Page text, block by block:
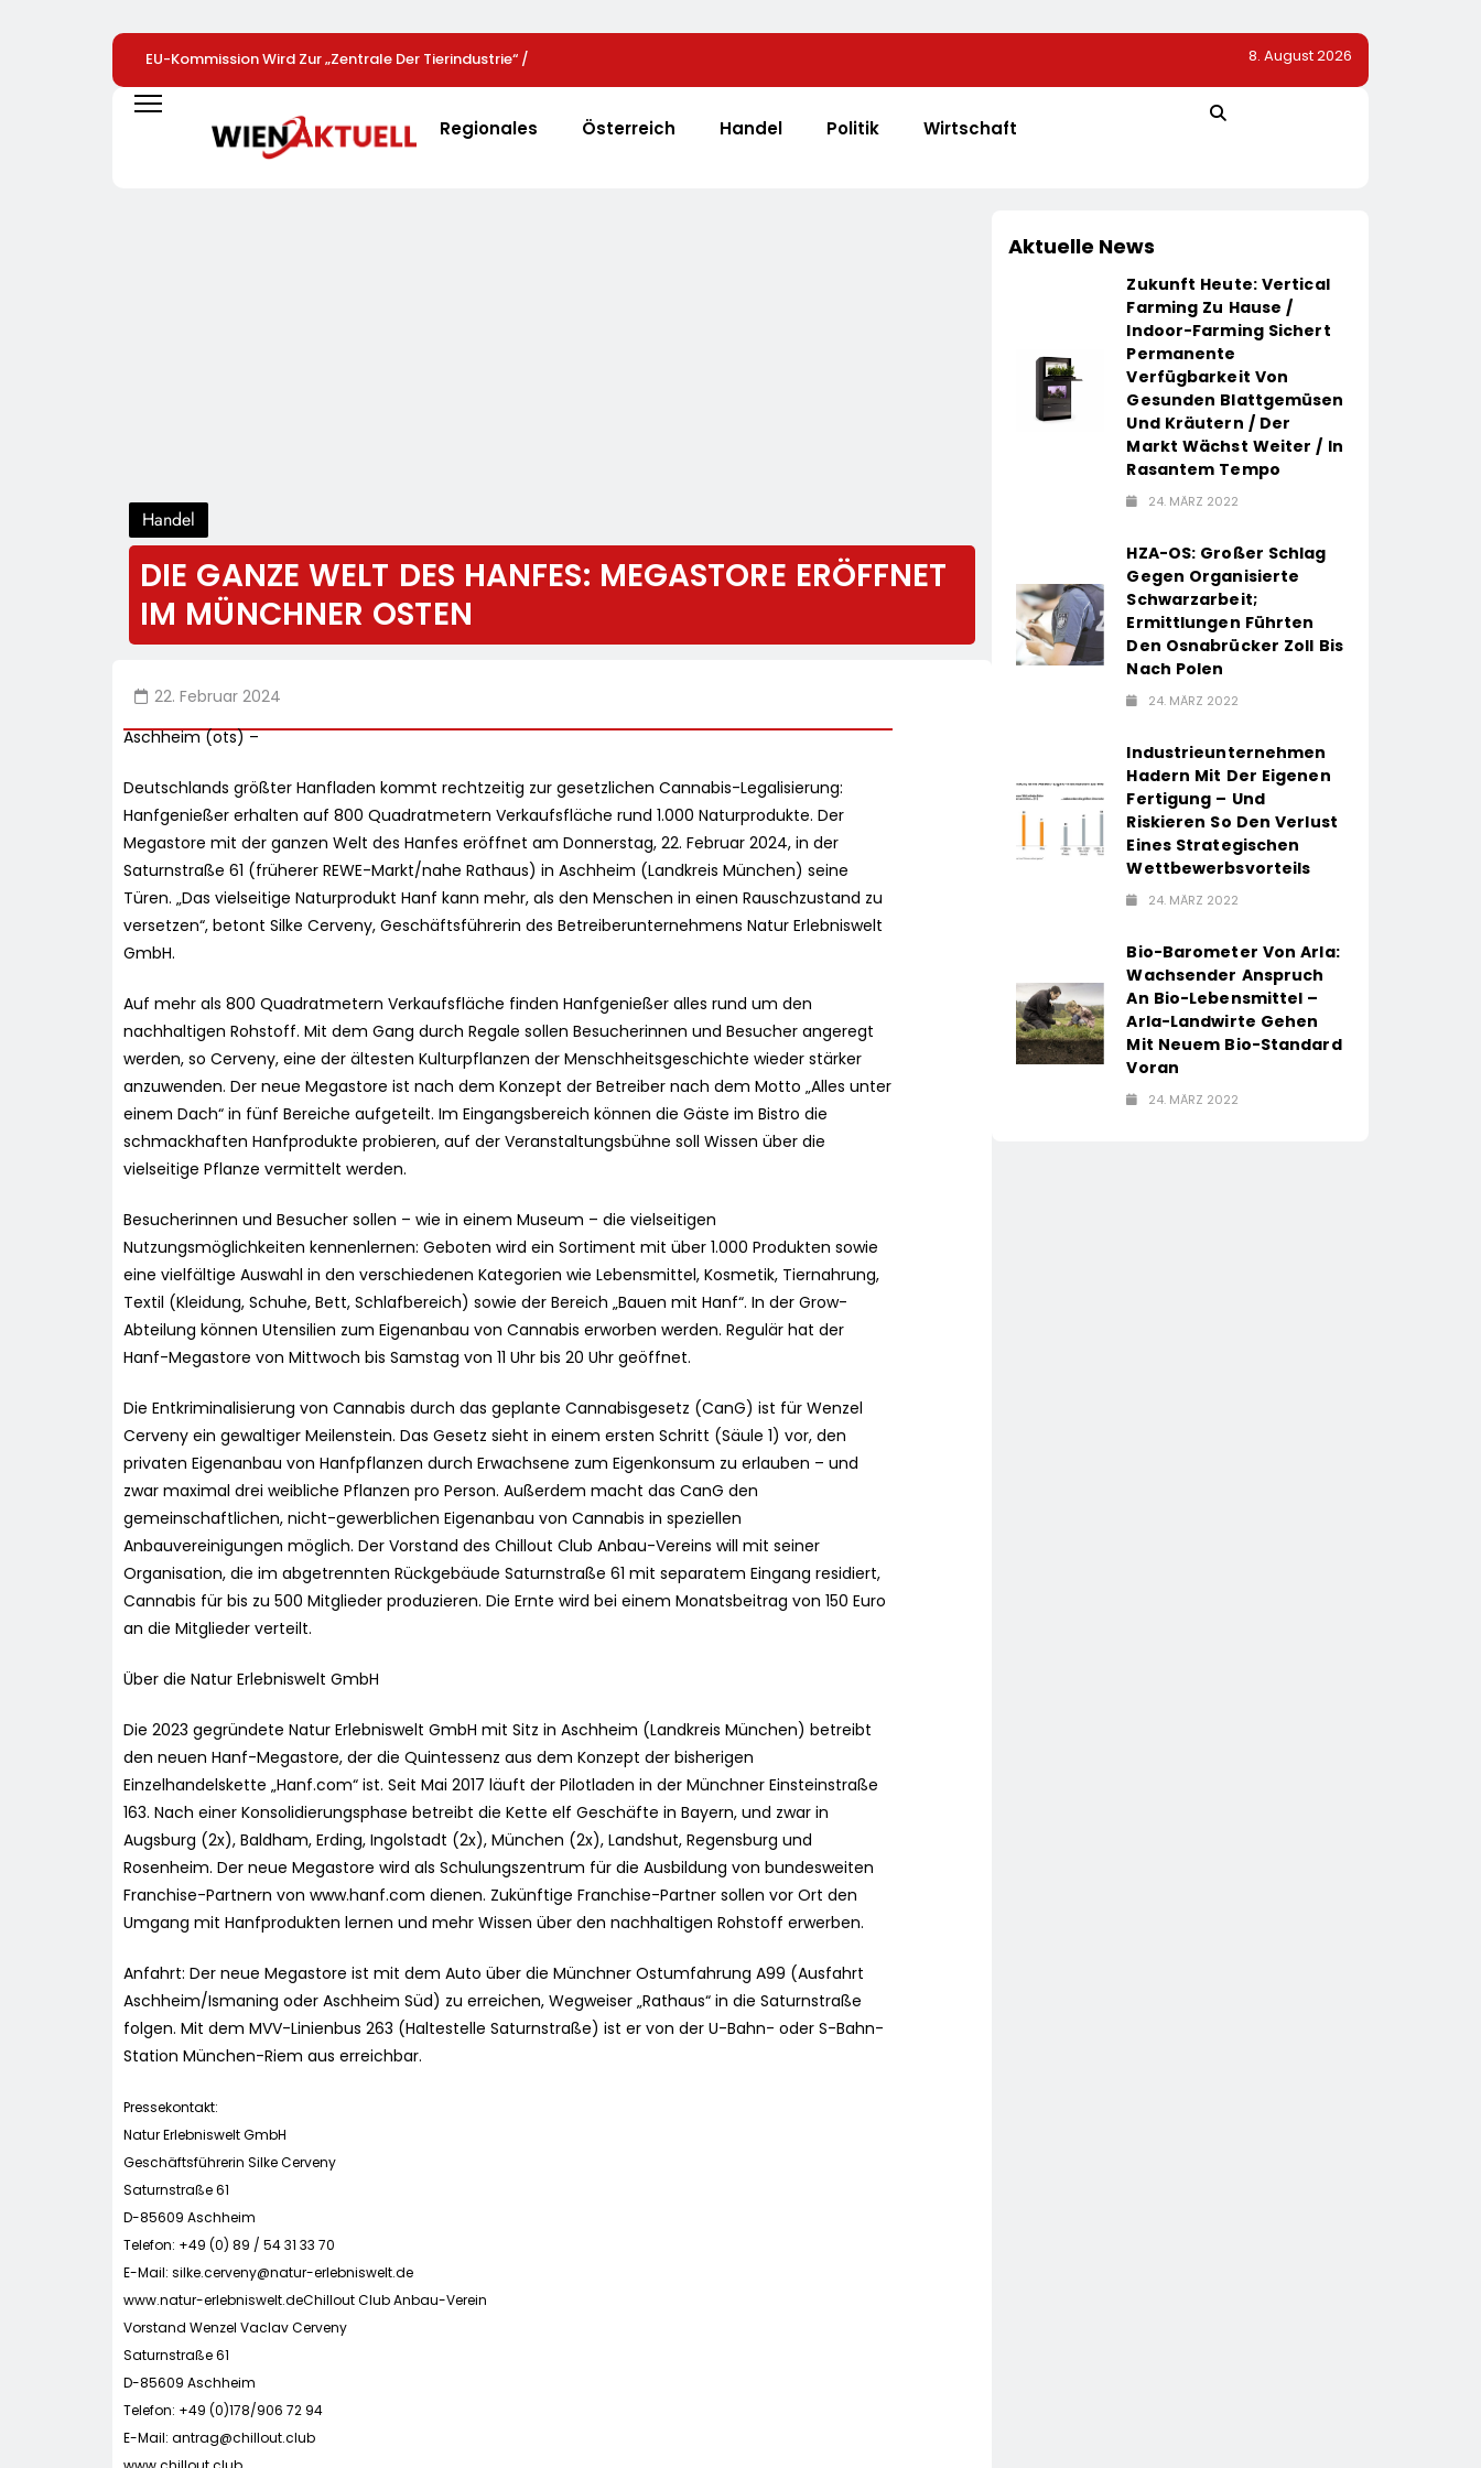
EU-Kommission Wird Zur „Zentrale Der Tierindustrie“ /
Tierschutzorganisation Animal Equality Prangert Mit Projektion In
Brüssel Die Nähe Der EU-Kommission Zur Tierindustrie An
Schokolade / 26 Schokoladenartikel Jetzt Bis Zu 13 Prozent
Sysmex Europe Eröffnet Offiziell Seinen Neuen
Hamburg Und Setzt Damit Neue Maßstäbe Für
Zukunftsorientierte Arbeitsumgebungen
8. August 2026
Regionales Österreich Handel Politik Wirtschaft
Handel
DIE GANZE WELT DES HANFES: MEGASTORE ERÖFFNET
IM MÜNCHNER OSTEN
22. Februar 2024
Aschheim (ots) –
Deutschlands größter Hanfladen kommt rechtzeitig zur gesetzlichen Cannabis-Legalisierung:
Hanfgenießer erhalten auf 800 Quadratmetern Verkaufsfläche rund 1.000 Naturprodukte. Der
Megastore mit der ganzen Welt des Hanfes eröffnet am Donnerstag, 22. Februar 2024, in der
Saturnstraße 61 (früherer REWE-Markt/nahe Rathaus) in Aschheim (Landkreis München) seine
Türen. „Das vielseitige Naturprodukt Hanf kann mehr, als den Menschen in einen Rauschzustand zu
versetzen“, betont Silke Cerveny, Geschäftsführerin des Betreiberunternehmens Natur Erlebniswelt
GmbH.
Auf mehr als 800 Quadratmetern Verkaufsfläche finden Hanfgenießer alles rund um den
nachhaltigen Rohstoff. Mit dem Gang durch Regale sollen Besucherinnen und Besucher angeregt
werden, so Cerveny, eine der ältesten Kulturpflanzen der Menschheitsgeschichte wieder stärker
anzuwenden. Der neue Megastore ist nach dem Konzept der Betreiber nach dem Motto „Alles unter
einem Dach“ in fünf Bereiche aufgeteilt. Im Eingangsbereich können die Gäste im Bistro die
schmackhaften Hanfprodukte probieren, auf der Veranstaltungsbühne soll Wissen über die
vielseitige Pflanze vermittelt werden.
Besucherinnen und Besucher sollen – wie in einem Museum – die vielseitigen
Nutzungsmöglichkeiten kennenlernen: Geboten wird ein Sortiment mit über 1.000 Produkten sowie
eine vielfältige Auswahl in den verschiedenen Kategorien wie Lebensmittel, Kosmetik, Tiernahrung,
Textil (Kleidung, Schuhe, Bett, Schlafbereich) sowie der Bereich „Bauen mit Hanf“. In der Grow-
Abteilung können Utensilien zum Eigenanbau von Cannabis erworben werden. Regulär hat der
Hanf-Megastore von Mittwoch bis Samstag von 11 Uhr bis 20 Uhr geöffnet.
Die Entkriminalisierung von Cannabis durch das geplante Cannabisgesetz (CanG) ist für Wenzel
Cerveny ein gewaltiger Meilenstein. Das Gesetz sieht in einem ersten Schritt (Säule 1) vor, den
privaten Eigenanbau von Hanfpflanzen durch Erwachsene zum Eigenkonsum zu erlauben – und
zwar maximal drei weibliche Pflanzen pro Person. Außerdem macht das CanG den
gemeinschaftlichen, nicht-gewerblichen Eigenanbau von Cannabis in speziellen
Anbauvereinigungen möglich. Der Vorstand des Chillout Club Anbau-Vereins will mit seiner
Organisation, die im abgetrennten Rückgebäude Saturnstraße 61 mit separatem Eingang residiert,
Cannabis für bis zu 500 Mitglieder produzieren. Die Ernte wird bei einem Monatsbeitrag von 150 Euro
an die Mitglieder verteilt.
Über die Natur Erlebniswelt GmbH
Die 2023 gegründete Natur Erlebniswelt GmbH mit Sitz in Aschheim (Landkreis München) betreibt
den neuen Hanf-Megastore, der die Quintessenz aus dem Konzept der bisherigen
Einzelhandelskette „Hanf.com“ ist. Seit Mai 2017 läuft der Pilotladen in der Münchner Einsteinstraße
163. Nach einer Konsolidierungsphase betreibt die Kette elf Geschäfte in Bayern, und zwar in
Augsburg (2x), Baldham, Erding, Ingolstadt (2x), München (2x), Landshut, Regensburg und
Rosenheim. Der neue Megastore wird als Schulungszentrum für die Ausbildung von bundesweiten
Franchise-Partnern von www.hanf.com dienen. Zukünftige Franchise-Partner sollen vor Ort den
Umgang mit Hanfprodukten lernen und mehr Wissen über den nachhaltigen Rohstoff erwerben.
Anfahrt: Der neue Megastore ist mit dem Auto über die Münchner Ostumfahrung A99 (Ausfahrt
Aschheim/Ismaning oder Aschheim Süd) zu erreichen, Wegweiser „Rathaus“ in die Saturnstraße
folgen. Mit dem MVV-Linienbus 263 (Haltestelle Saturnstraße) ist er von der U-Bahn- oder S-Bahn-
Station München-Riem aus erreichbar.
Pressekontakt:
Natur Erlebniswelt GmbH
Geschäftsführerin Silke Cerveny
Saturnstraße 61
D-85609 Aschheim
Telefon: +49 (0) 89 / 54 31 33 70
E-Mail: silke.cerveny@natur-erlebniswelt.de
www.natur-erlebniswelt.deChillout Club Anbau-Verein
Vorstand Wenzel Vaclav Cerveny
Saturnstraße 61
D-85609 Aschheim
Telefon: +49 (0)178/906 72 94
E-Mail: antrag@chillout.club
Aktuelle News
Zukunft Heute: Vertical
Farming Zu Hause /
Indoor-Farming Sichert
Permanente
Verfügbarkeit Von
Gesunden Blattgemüsen
Und Kräutern / Der
Markt Wächst Weiter / In
Rasantem Tempo
24. MÄRZ 2022
HZA-OS: Großer Schlag
Gegen Organisierte
Schwarzarbeit;
Ermittlungen Führten
Den Osnabrücker Zoll Bis
Nach Polen
24. MÄRZ 2022
Industrieunternehmen
Hadern Mit Der Eigenen
Fertigung – Und
Riskieren So Den Verlust
Eines Strategischen
Wettbewerbsvorteils
24. MÄRZ 2022
Bio-Barometer Von Arla:
Wachsender Anspruch
An Bio-Lebensmittel –
Arla-Landwirte Gehen
Mit Neuem Bio-Standard
Voran
24. MÄRZ 2022